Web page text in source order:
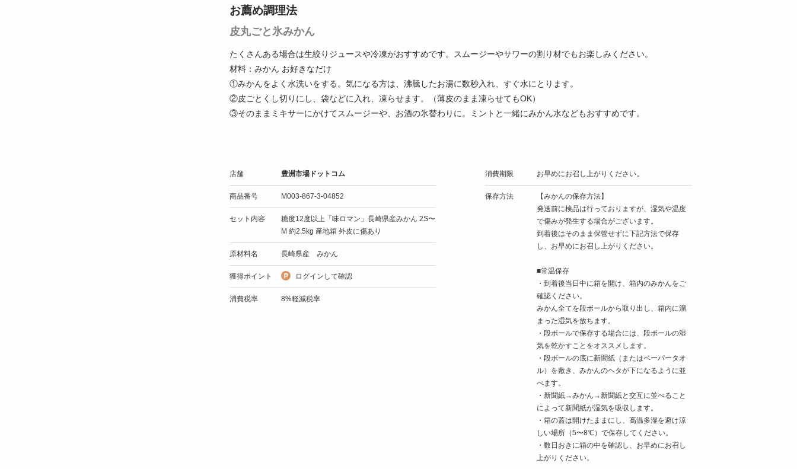
お薦め調理法
皮丸ごと氷みかん
たくさんある場合は生絞りジュースや冷凍がおすすめです。スムージーやサワーの割り材でもお楽しみください。
材料：みかん お好きなだけ
①みかんをよく水洗いをする。気になる方は、沸騰したお湯に数秒入れ、すぐ水にとります。
②皮ごとくし切りにし、袋などに入れ、凍らせます。（薄皮のまま凍らせてもOK）
③そのままミキサーにかけてスムージーや、お酒の氷替わりに。ミントと一緒にみかん水などもおすすめです。
店舗 豊洲市場ドットコム
商品番号 M003-867-3-04852
セット内容
糖度12度以上「味ロマン」長崎県産みかん 2S〜
M 約2.5kg 産地箱 外皮に傷あり
原材料名 長崎県産 みかん
獲得ポイント ログインして確認
消費税率 8%軽減税率
消費期限 お早めにお召し上がりください。
保存方法
【みかんの保存方法】
発送前に検品は行っておりますが、湿気や温度
で傷みが発生する場合がございます。
到着後はそのまま保管せずに下記方法で保存
し、お早めにお召し上がりください。
■常温保存
・到着後当日中に箱を開け、箱内のみかんをご
確認ください。
みかん全てを段ボールから取り出し、箱内に溜
まった湿気を放ちます。
・段ボールで保存する場合には、段ボールの湿
気を乾かすことをオススメします。
・段ボールの底に新聞紙（またはペーパータオ
ル）を敷き、みかんのヘタが下になるように並
べます。
・新聞紙→みかん→新聞紙と交互に並べること
によって新聞紙が湿気を吸収します。
・箱の蓋は開けたままにし、高温多湿を避け涼
しい場所（5〜8℃）で保存してください。
・数日おきに箱の中を確認し、お早めにお召し
上がりください。